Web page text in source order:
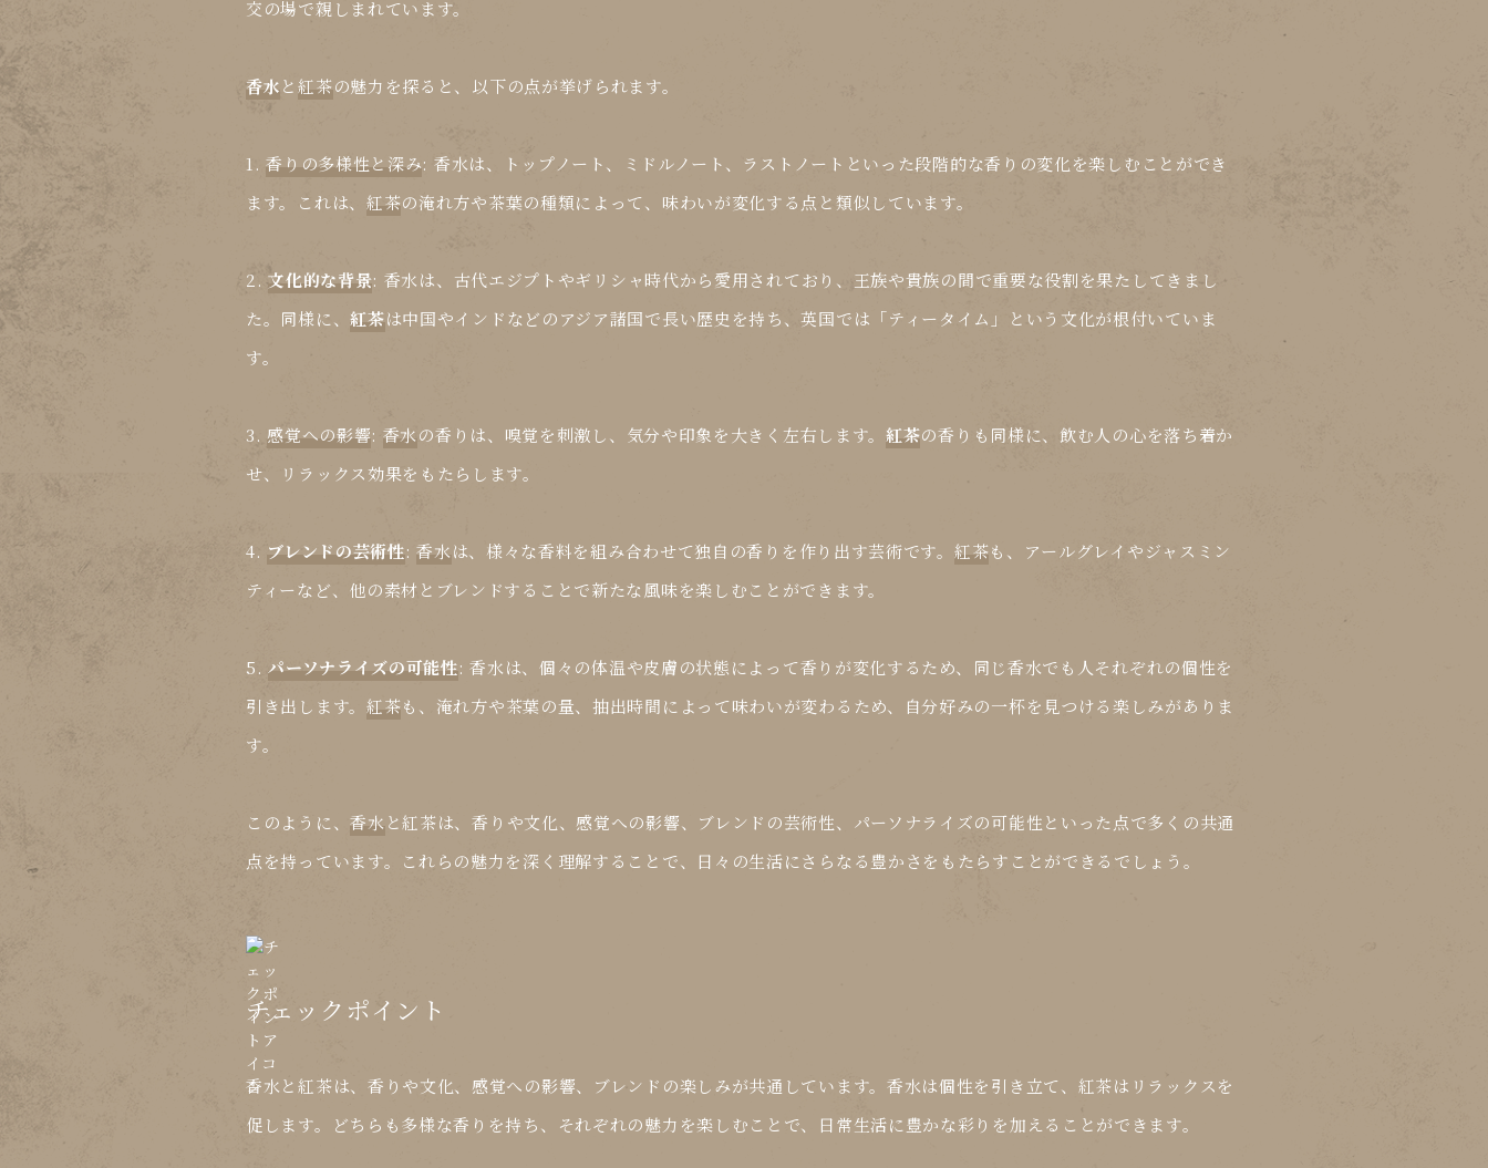
交の場で親しまれています。
香水と紅茶の魅力を探ると、以下の点が挙げられます。
1.香りの多様性と深み: 香水は、トップノート、ミドルノート、ラストノートといった段階的な香りの変化を楽しむことができ
ます。これは、 紅茶の淹れ方や茶葉の種類によって、味わいが変化する点と類似しています。
2.文化的な背景: 香水は、古代エジプトやギリシャ時代から愛用されており、王族や貴族の間で重要な役割を果たしてきまし
た。同様に、紅茶は中国やインドなどのアジア諸国で長い歴史を持ち、英国では「ティータイム」という文化が根付いていま
す。
3.感覚への影響: 香水の香りは、嗅覚を刺激し、気分や印象を大きく左右します。紅茶の香りも同様に、飲む人の心を落ち着か
せ、リラックス効果をもたらします。
4. ブレンドの芸術性:香水は、様々な香料を組み合わせて独自の香りを作り出す芸術です。 紅茶も、アールグレイやジャスミン
ティーなど、他の素材とブレンドすることで新たな風味を楽しむことができます。
5.パーソナライズの可能性:香水は、個々の体温や皮膚の状態によって香りが変化するため、同じ香水でも人それぞれの個性を
引き出します。 紅茶も、淹れ方や茶葉の量、抽出時間によって味わいが変わるため、自分好みの一杯を見つける楽しみがありま
す。
このように、香水と紅茶は、香りや文化、感覚への影響、ブレンドの芸術性、パーソナライズの可能性といった点で多くの共通
点を持っています。これらの魅力を深く理解することで、日々の生活にさらなる豊かさをもたらすことができるでしょう。
チェックポイント
香水と紅茶は、香りや文化、感覚への影響、ブレンドの楽しみが共通しています。香水は個性を引き立て、紅茶はリラックスを
促します。どちらも多様な香りを持ち、それぞれの魅力を楽しむことで、日常生活に豊かな彩りを加えることができます。